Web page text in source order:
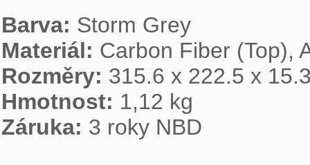
Barva:
Materiál:
Rozměry:
Hmotnost:
Záruka: 3 roky NBD